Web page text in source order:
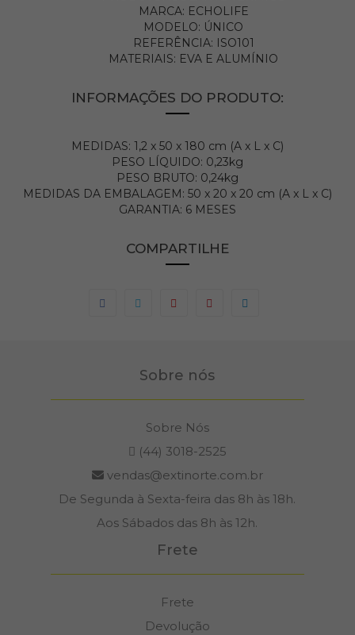
MARCA: ECHOLIFE
MODELO: ÚNICO
REFERÊNCIA: ISO101
MATERIAIS: EVA E ALUMÍNIO
INFORMAÇÕES DO PRODUTO:
MEDIDAS: 1,2 x 50 x 180 cm (A x L x C)
PESO LÍQUIDO: 0,23kg
PESO BRUTO: 0,24kg
MEDIDAS DA EMBALAGEM: 50 x 20 x 20 cm (A x L x C)
GARANTIA: 6 MESES
COMPARTILHE
Sobre nós
Sobre Nós
(44) 3018-2525
vendas@extinorte.com.br
De Segunda à Sexta-feira das 8h às 18h.
Aos Sábados das 8h às 12h.
Frete
Frete
Devolução